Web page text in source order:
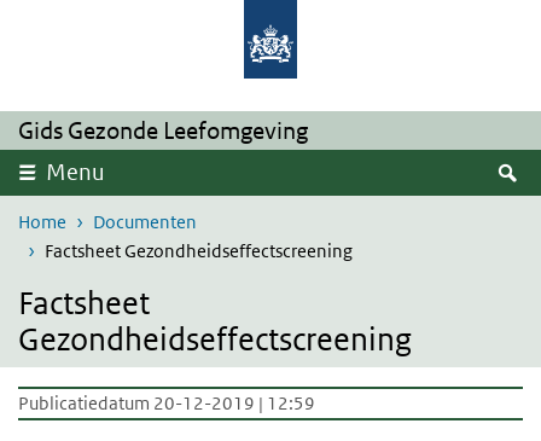
Overslaan en naar de inhoud gaan
Gids Gezonde Leefomgeving
Menu
Home
Documenten
Factsheet Gezondheidseffectscreening
Factsheet
Gezondheidseffectscreening
Publicatiedatum 20-12-2019 | 12:59